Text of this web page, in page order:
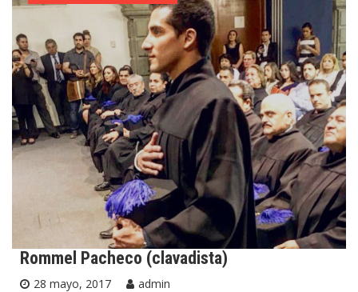
Rommel Pacheco (clavadista)
28 mayo, 2017
admin